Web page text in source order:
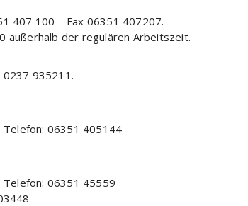
407 100 – Fax 06351 407207.
der regulären Arbeitszeit.
935211.
06351 405144
06351 45559